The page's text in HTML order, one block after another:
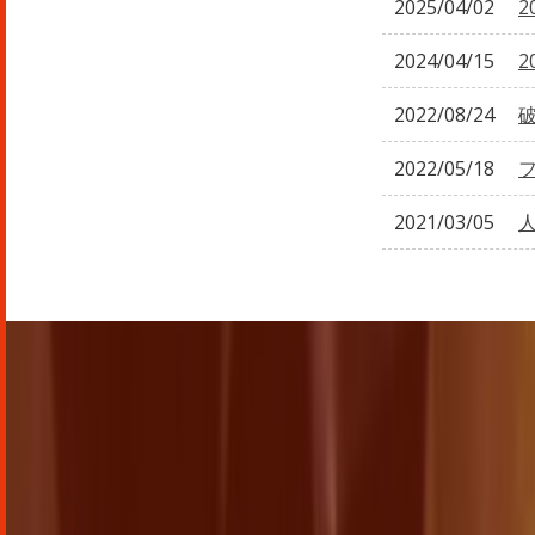
2025/04/02
2024/04/15
2022/08/24
2022/05/18
2021/03/05